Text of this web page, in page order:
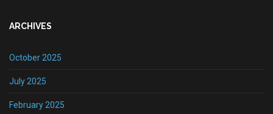
ARCHIVES
October 2025
July 2025
February 2025